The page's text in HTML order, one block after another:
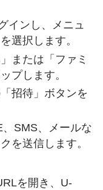
インし、メニュ
選択します。
または「ファミ
プします。
招待」ボタンを
SMS、メールな
を送信します。
を開き、U-